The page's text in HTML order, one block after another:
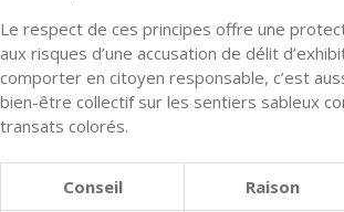
Le respect de ces principes offre une
aux risques d’une accusation de délit
comporter en citoyen responsable, c’est
bien-être collectif sur les sentiers sableux
transats colorés.
Conseil Raison